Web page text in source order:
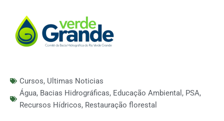
Cursos, Ultimas Noticias
Água, Bacias Hidrográficas, Educação Ambiental , PSA,
Recursos Hídricos, Restauração florestal